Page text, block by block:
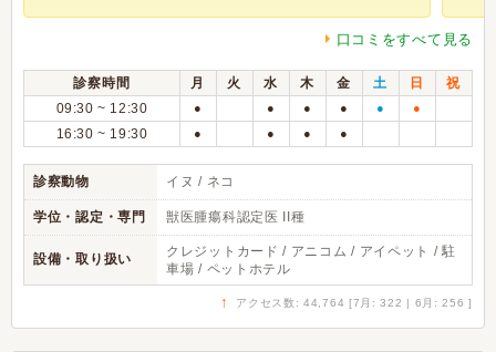
口コミをすべて見る
診察時間 月 火 水 木 金 土 日
祝
09:30 ~ 12:30
● ● ● ● ● ●
16:30 ~ 19:30 ● ● ● ●
診察動物 イヌ / ネコ
学位・認定・専門 獣医腫瘍科認定医 II種
設備・取り扱い
クレジットカード / アニコム / アイペット / 駐
車場 / ペットホテル
↑ アクセス数: 44,764 [7月: 322 | 6月: 256 ]